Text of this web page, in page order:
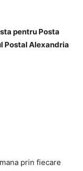
pentru Posta
Postal Alexandria
prin fiecare